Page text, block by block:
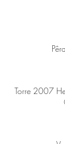
Torre 2007